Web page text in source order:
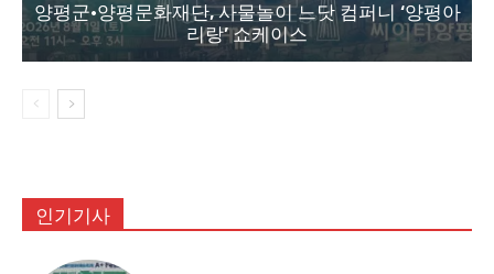
양평군·양평문화재단, 사물놀이 느닷 컴퍼니 ‘양평아
리랑’ 쇼케이스
인기기사